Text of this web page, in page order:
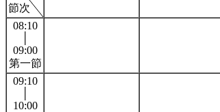
節次
08:10
09:00
第一節
09:10
10:00